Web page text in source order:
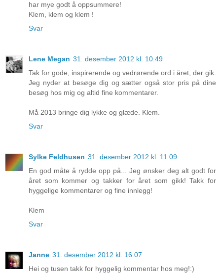
har mye godt å oppsummere!
Klem, klem og klem !
Svar
Lene Megan 31. desember 2012 kl. 10:49
Tak for gode, inspirerende og vedrørende ord i året, der gik.
Jeg nyder at besøge dig og sætter også stor pris på dine
besøg hos mig og altid fine kommentarer.
Må 2013 bringe dig lykke og glæde. Klem.
Svar
Sylke Feldhusen 31. desember 2012 kl. 11:09
En god måte å rydde opp på... Jeg ønsker deg alt godt for
året som kommer og takker for året som gikk! Takk for
hyggelige kommentarer og fine innlegg!
Klem
Svar
Janne 31. desember 2012 kl. 16:07
Hei og tusen takk for hyggelig kommentar hos meg!:)